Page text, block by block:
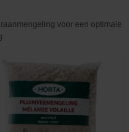
voor een optimale